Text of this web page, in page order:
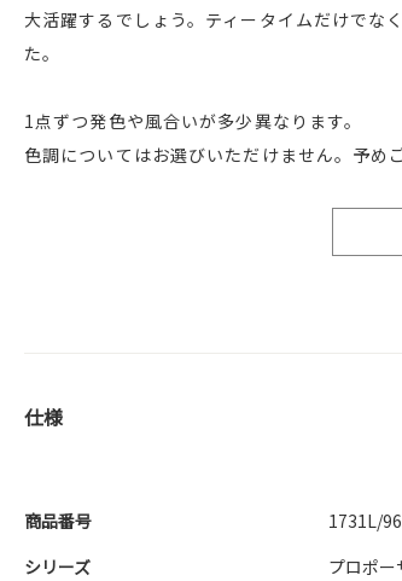
大活躍するでしょう。ティータイムだけでな
た。
1点ずつ発色や風合いが多少異なります。
色調についてはお選びいただけません。予め
仕様
商品番号
1731L/
シリーズ
プロポ